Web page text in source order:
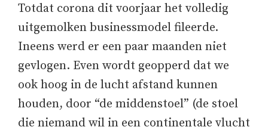
Totdat corona dit voorjaar het volledig
uitgemolken businessmodel fileerde.
Ineens werd er een paar maanden niet
gevlogen. Even wordt geopperd dat we
ook hoog in de lucht afstand kunnen
houden, door “de middenstoel” (de stoel
die niemand wil in een continentale vlucht